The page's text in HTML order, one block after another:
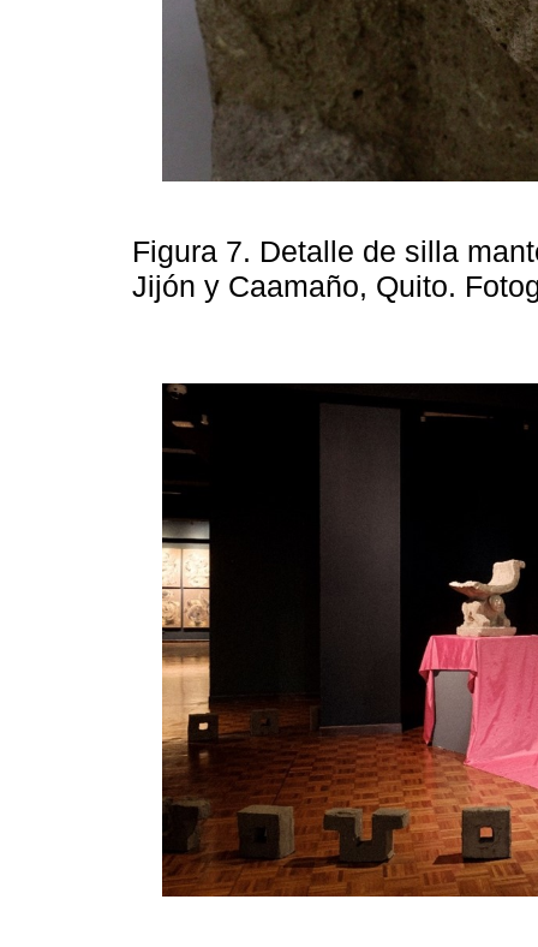
Figura 7. Detalle de silla
Jijón y Caamaño, Quito.